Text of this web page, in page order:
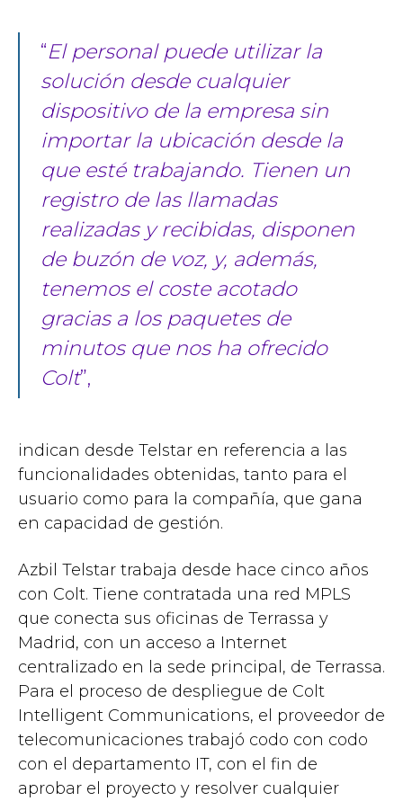
“El personal puede utilizar la
solución desde cualquier
dispositivo de la empresa sin
importar la ubicación desde la
que esté trabajando. Tienen un
registro de las llamadas
realizadas y recibidas, disponen
de buzón de voz, y, además,
tenemos el coste acotado
gracias a los paquetes de
minutos que nos ha ofrecido
Colt”,
indican desde Telstar en referencia a las
funcionalidades obtenidas, tanto para el
usuario como para la compañía, que gana
en capacidad de gestión.
Azbil Telstar trabaja desde hace cinco años
con Colt. Tiene contratada una red MPLS
que conecta sus oficinas de Terrassa y
Madrid, con un acceso a Internet
centralizado en la sede principal, de Terrassa.
Para el proceso de despliegue de Colt
Intelligent Communications, el proveedor de
telecomunicaciones trabajó codo con codo
con el departamento IT, con el fin de
aprobar el proyecto y resolver cualquier